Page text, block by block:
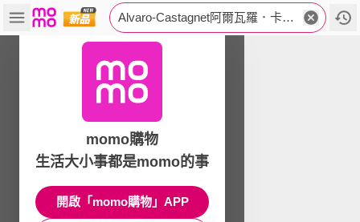
Alvaro-Castagnet阿爾瓦羅．卡斯塔涅
momo購物
生活大小事都是momo的事
開啟「momo購物」APP